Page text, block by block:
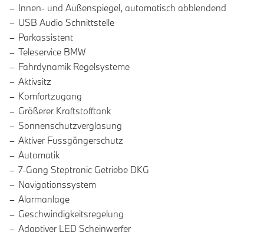
Innen- und Außenspiegel, automatisch abblendend
USB Audio Schnittstelle
Parkassistent
Teleservice BMW
Fahrdynamik Regelsysteme
Aktivsitz
Komfortzugang
Größerer Kraftstofftank
Sonnenschutzverglasung
Aktiver Fussgängerschutz
Automatik
7-Gang Steptronic Getriebe DKG
Navigationssystem
Alarmanlage
Geschwindigkeitsregelung
Adaptiver LED Scheinwerfer